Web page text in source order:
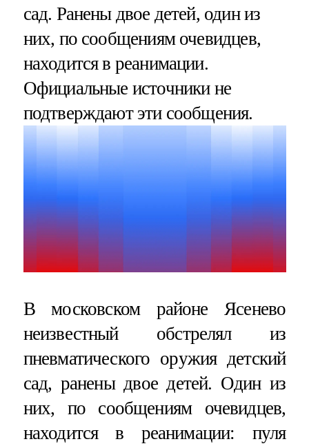
сад. Ранены двое детей, один из
них, по сообщениям очевидцев,
находится в реанимации.
Официальные источники не
подтверждают эти сообщения.
В московском районе Ясенево
неизвестный обстрелял из
пневматического оружия детский
сад, ранены двое детей. Один из
них, по сообщениям очевидцев,
находится в реанимации: пуля